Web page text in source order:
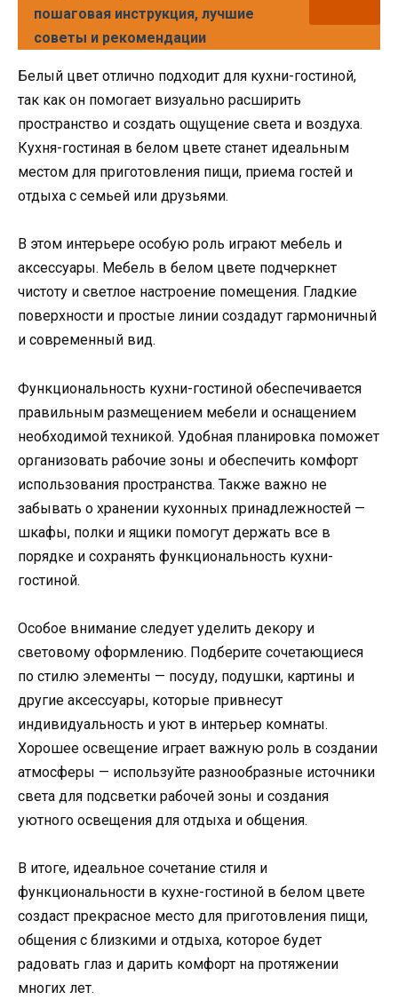
пошаговая инструкция, лучшие
советы и рекомендации
Белый цвет отлично подходит для кухни-гостиной,
так как он помогает визуально расширить
пространство и создать ощущение света и воздуха.
Кухня-гостиная в белом цвете станет идеальным
местом для приготовления пищи, приема гостей и
отдыха с семьей или друзьями.
В этом интерьере особую роль играют мебель и
аксессуары. Мебель в белом цвете подчеркнет
чистоту и светлое настроение помещения. Гладкие
поверхности и простые линии создадут гармоничный
и современный вид.
Функциональность кухни-гостиной обеспечивается
правильным размещением мебели и оснащением
необходимой техникой. Удобная планировка поможет
организовать рабочие зоны и обеспечить комфорт
использования пространства. Также важно не
забывать о хранении кухонных принадлежностей —
шкафы, полки и ящики помогут держать все в
порядке и сохранять функциональность кухни-
гостиной.
Особое внимание следует уделить декору и
световому оформлению. Подберите сочетающиеся
по стилю элементы — посуду, подушки, картины и
другие аксессуары, которые привнесут
индивидуальность и уют в интерьер комнаты.
Хорошее освещение играет важную роль в создании
атмосферы — используйте разнообразные источники
света для подсветки рабочей зоны и создания
уютного освещения для отдыха и общения.
В итоге, идеальное сочетание стиля и
функциональности в кухне-гостиной в белом цвете
создаст прекрасное место для приготовления пищи,
общения с близкими и отдыха, которое будет
радовать глаз и дарить комфорт на протяжении
многих лет.